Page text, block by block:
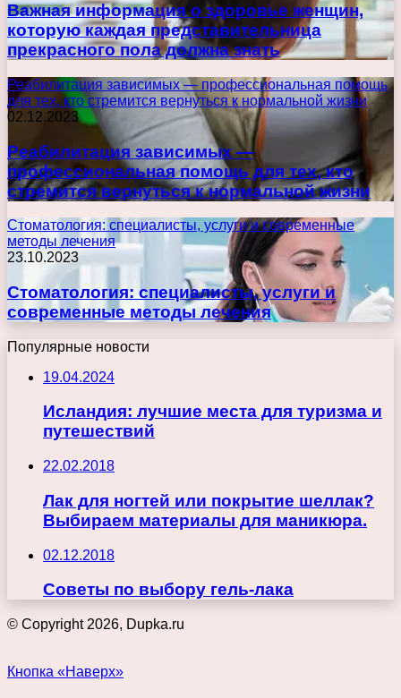
Важная информация о здоровье женщин,
которую каждая представительница
прекрасного пола должна знать
Реабилитация зависимых — профессиональная помощь
для тех, кто стремится вернуться к нормальной жизни
02.12.2023
Реабилитация зависимых —
профессиональная помощь для тех, кто
стремится вернуться к нормальной жизни
Стоматология: специалисты, услуги и современные
методы лечения
23.10.2023
Стоматология: специалисты, услуги и
современные методы лечения
Популярные новости
19.04.2024
Исландия: лучшие места для туризма и
путешествий
22.02.2018
Лак для ногтей или покрытие шеллак?
Выбираем материалы для маникюра.
02.12.2018
Советы по выбору гель-лака
© Copyright 2026, Dupka.ru
Кнопка «Наверх»